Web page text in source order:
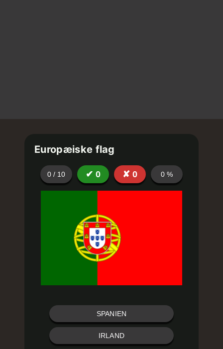
Europæiske flag
0 / 10 ✔ 0 ✘ 0 0 %
SPANIEN
IRLAND